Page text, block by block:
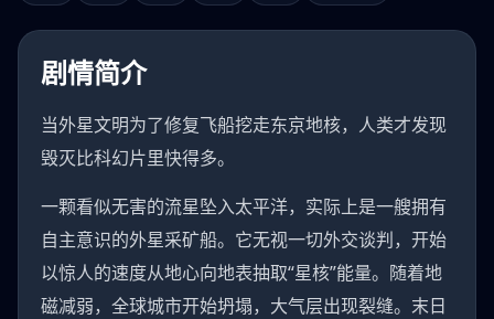
剧情简介
当外星文明为了修复飞船挖走东京地核，人类才发现
毁灭比科幻片里快得多。
一颗看似无害的流星坠入太平洋，实际上是一艘拥有
自主意识的外星采矿船。它无视一切外交谈判，开始
以惊人的速度从地心向地表抽取“星核”能量。随着地
磁减弱，全球城市开始坍塌，大气层出现裂缝。末日